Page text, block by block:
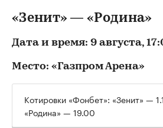
«Зенит» — «Родина»
Дата и время: 9 августа,
Место: «Газпром Арена»
Котировки «Фонбет»: «Зенит» —
«Родина» — 19.00